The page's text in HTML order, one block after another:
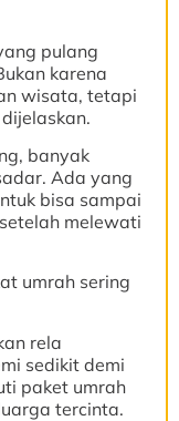
pulang
karena
wisata, tetapi
banyak
Ada yang
bisa sampai
melewati
umrah sering
rela
sedikit demi
paket umrah
tercinta.